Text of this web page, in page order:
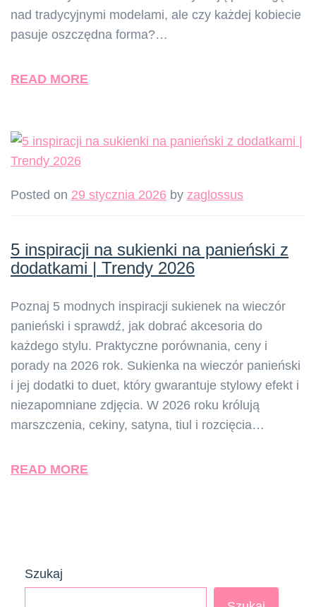
nad tradycyjnymi modelami, ale czy każdej kobiecie
pasuje oszczędna forma?…
READ MORE
Posted on 29 stycznia 2026 by zaglossus
5 inspiracji na sukienki na panieński z
dodatkami | Trendy 2026
Poznaj 5 modnych inspiracji sukienek na wieczór
panieński i sprawdź, jak dobrać akcesoria do
każdego stylu. Praktyczne porównania, ceny i
porady na 2026 rok. Sukienka na wieczór panieński
i jej dodatki to duet, który gwarantuje stylowy efekt i
niezapomniane zdjęcia. W 2026 roku królują
marszczenia, cekiny, satyna, tiul i rozcięcia…
READ MORE
Szukaj